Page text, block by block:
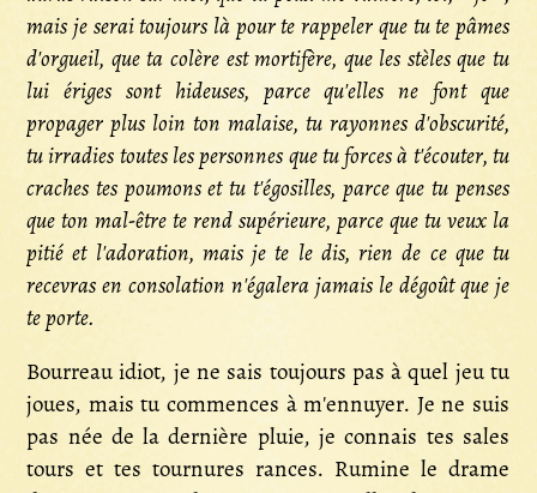
mais je serai toujours là pour te rappeler que tu te pâmes
d'orgueil, que ta colère est mortifère, que les stèles que tu
lui ériges sont hideuses, parce qu'elles ne font que
propager plus loin ton malaise, tu rayonnes d'obscurité,
tu irradies toutes les personnes que tu forces à t'écouter, tu
craches tes poumons et tu t'égosilles, parce que tu penses
que ton mal-être te rend supérieure, parce que tu veux la
pitié et l'adoration, mais je te le dis, rien de ce que tu
recevras en consolation n'égalera jamais le dégoût que je
te porte.
Bourreau idiot, je ne sais toujours pas à quel jeu tu
joues, mais tu commences à m'ennuyer. Je ne suis
pas née de la dernière pluie, je connais tes sales
tours et tes tournures rances. Rumine le drame